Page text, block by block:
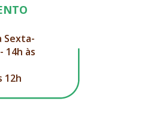
Sexta-
14h às
12h